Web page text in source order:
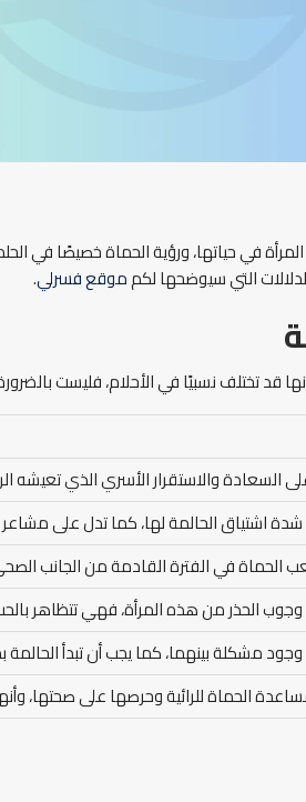
في حياتها، ورؤية الحماة خصيصًا في
التي سيوضحها لكمموقع فسرلي.
أنها قد تختلف نسبيًا في الأحلام، فليست
السعادة والاستقرار الأسري الذي تعيشه
اشتياق الحالمة لها، كما تدل على مشاعر
الحماة في الفترة القادمة من الجانب
وجوب الحذر من هذه المرأة، فهي تتظاهر
مشكلة بينهما، كما يجب أن تبدأ
الحماة للرائية وحرصها على صحتها،